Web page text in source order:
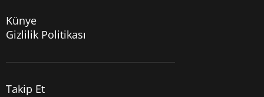
Künye
Gizlilik Politikası
Takip Et